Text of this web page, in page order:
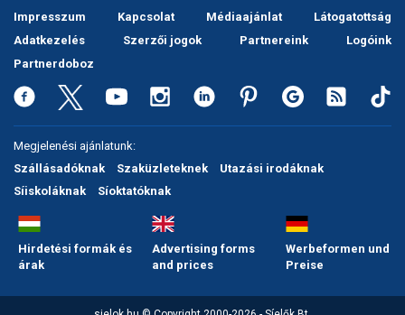
Impresszum Kapcsolat Médiaajánlat
Látogatottság
Adatkezelés
Szerzői jogok Partnereink
Logóink
Partnerdoboz
Megjelenési ajánlatunk:
Szállásadóknak
Szaküzleteknek
Utazási irodáknak
Síiskoláknak
Síoktatóknak
Hirdetési formák és
árak
Advertising forms
and prices
Werbeformen und
Preise